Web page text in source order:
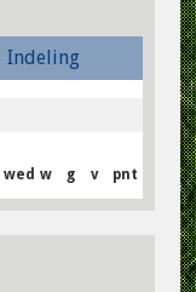
Indeling
wed w g v pnt